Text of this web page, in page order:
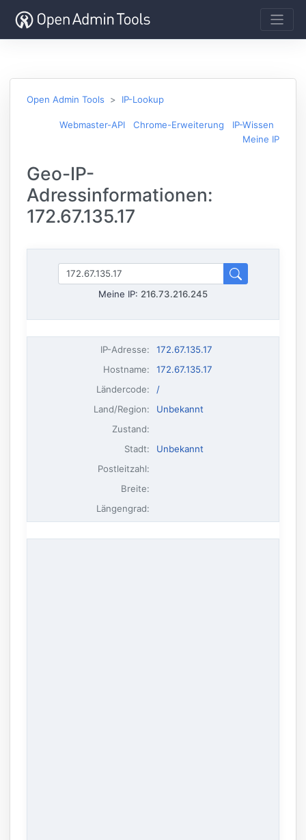
Open Admin Tools IP-Lookup
Webmaster-API Chrome-Erweiterung
IP-Wissen
Meine IP
Geo-IP-
Adressinformationen:
172.67.135.17
Meine IP: 216.73.216.245
IP-Adresse:
172.67.135.17
Hostname:
172.67.135.17
Ländercode:
/
Land/Region:
Unbekannt
Zustand:
Stadt:
Unbekannt
Postleitzahl:
Breite:
Längengrad: